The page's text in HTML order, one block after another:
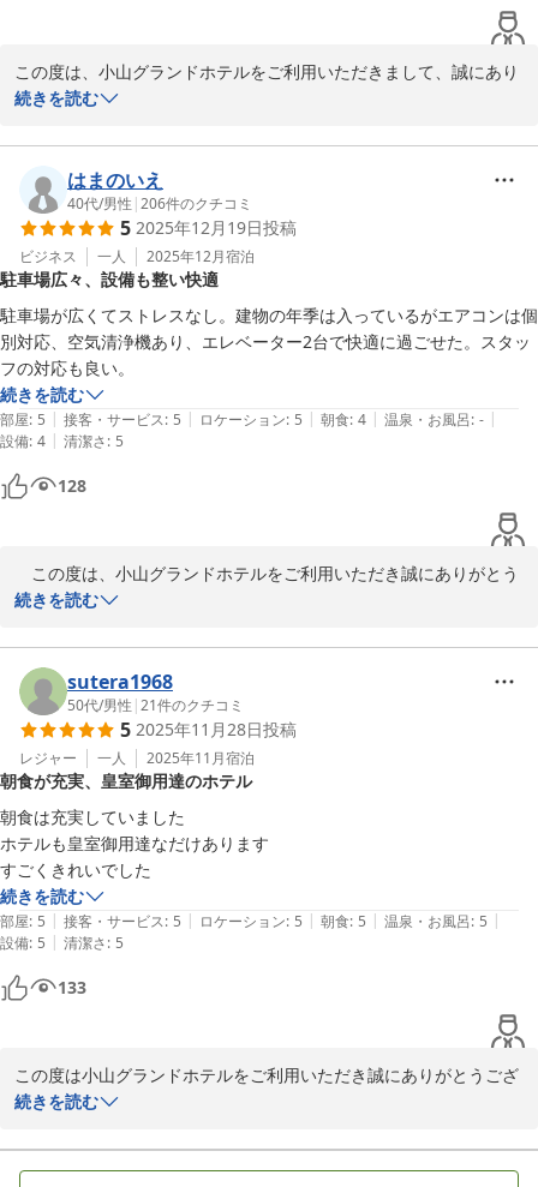
この度は、小山グランドホテルをご利用いただきまして、誠にあり
がとうございます。
テレビのリモコン不具合につきましては、大変ご迷惑をお掛け致し
ました。
心よりお詫び申し上げます。
ハンガー・除菌スプレーに関しましては、フロントにて貸し出しを
しておりますので、お気軽にお申し出ください。（※数量限定）
またのご利用をスタッフ一同、心よりお待ちしております。
小山グランドホテル
2025-12-20
続きを読む
はまのいえ
40代/男性 |206件のクチコミ
5 2025年12月19日投稿
ビジネス 一人 2025年12月宿泊
駐車場広々、設備も整い快適
駐車場が広くてストレスなし。建物の年季は入っているがエアコンは個
別対応、空気清浄機あり、エレベーター2台で快適に過ごせた。スタッ
フの対応も良い。
続きを読む
部屋: 5 | 接客・サービス: 5 | ロケーション: 5 | 朝食: 4 | 温泉・お風呂: - |
設備: 4 | 清潔さ: 5
128
この度は、小山グランドホテルをご利用いただき誠にありがとう
ございます。
す。今後もお客様に快適にご利用いただけるよう、お貸出し品の充
実や設備の管理に努めてまいります。
またのご利用をお待ちしております。
小山グランドホテル
2025-12-22
続きを読む
sutera1968
50代/男性 |21件のクチコミ
5 2025年11月28日投稿
レジャー 一人 2025年11月宿泊
朝食が充実、皇室御用達のホテル
朝食は充実していました
ホテルも皇室御用達なだけあります
すごくきれいでした
続きを読む
部屋: 5 | 接客・サービス: 5 | ロケーション: 5 | 朝食: 5 | 温泉・お風呂: 5 |
設備: 5 | 清潔さ: 5
133
この度は小山グランドホテルをご利用いただき誠にありがとうござ
います。
またのご利用をお待ちしております。
続きを読む